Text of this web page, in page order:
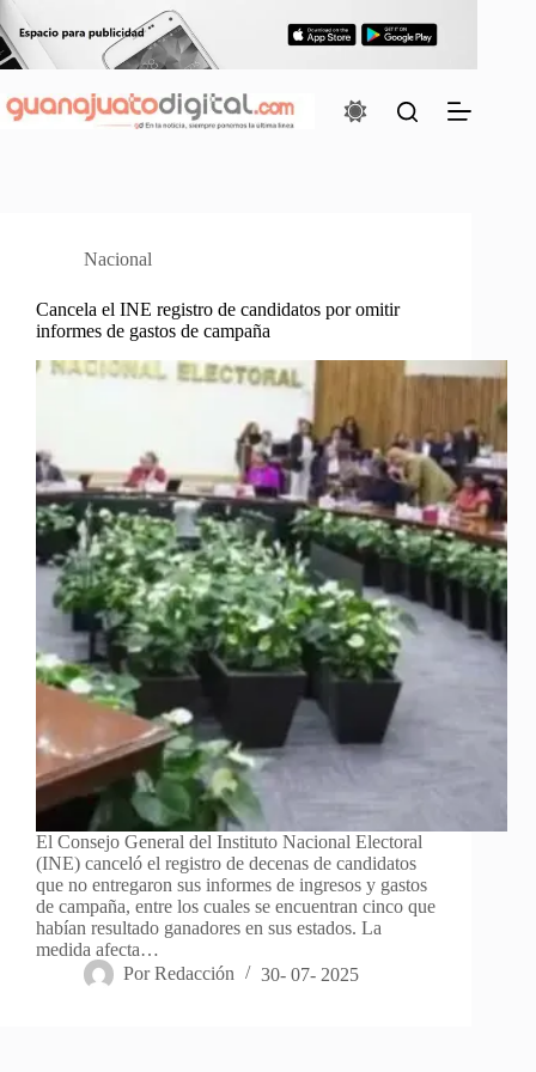
al
contenido
Nacional
Cancela el INE registro de candidatos por omitir
informes de gastos de campaña
El Consejo General del Instituto Nacional Electoral
(INE) canceló el registro de decenas de candidatos
que no entregaron sus informes de ingresos y gastos
de campaña, entre los cuales se encuentran cinco que
habían resultado ganadores en sus estados. La
medida afecta…
Por Redacción 30- 07- 2025